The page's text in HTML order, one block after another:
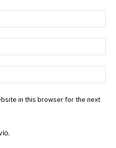
in this browser for the next